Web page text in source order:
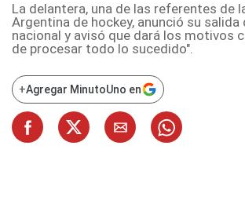
La delantera, una de las referentes de
Argentina de hockey, anunció su salida
nacional y avisó que dará los motivos
de procesar todo lo sucedido".
+Agregar MinutoUno en